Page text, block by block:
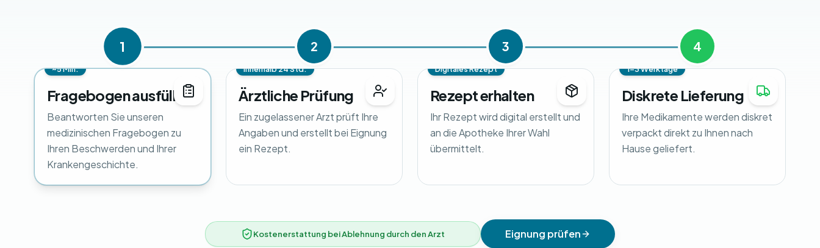
1
~5 Min.
Fragebogen ausfüllen
Beantworten Sie unseren
medizinischen Fragebogen zu
Ihren Beschwerden und Ihrer
Krankengeschichte.
2
Innerhalb 24 Std.
Ärztliche Prüfung
Ein zugelassener Arzt prüft Ihre
Angaben und erstellt bei Eignung
ein Rezept.
3
Digitales Rezept
Rezept erhalten
Ihr Rezept wird digital erstellt und
an die Apotheke Ihrer Wahl
übermittelt.
4
1-3 Werktage
Diskrete Lieferung
Ihre Medikamente werden diskret
verpackt direkt zu Ihnen nach
Hause geliefert.
Eignung prüfen
Kostenerstattung bei Ablehnung durch den Arzt